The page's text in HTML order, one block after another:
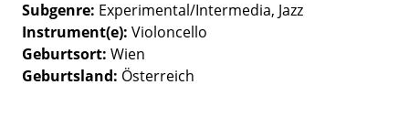
Subgenre Experimental/Intermedia Jazz
Instrument(e) Violoncello
Geburtsort Wien
Geburtsland Österreich